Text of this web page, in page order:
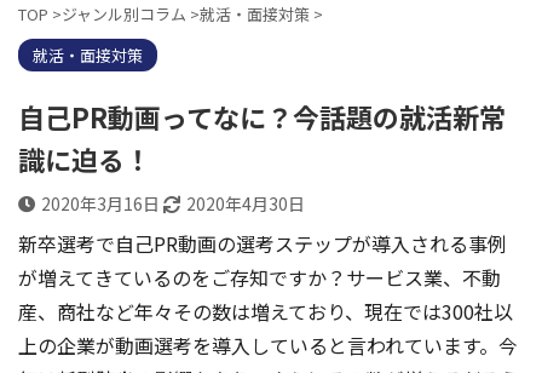
TOP >ジャンル別コラム >就活・面接対策 >
就活・面接対策
自己PR動画ってなに？今話題の就活新常
識に迫る！
2020年3月16日 2020年4月30日
新卒選考で自己PR動画の選考ステップが導入される事例
が増えてきているのをご存知ですか？サービス業、不動
産、商社など年々その数は増えており、現在では300社以
上の企業が動画選考を導入していると言われています。今